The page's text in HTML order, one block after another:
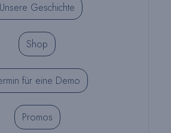
Unsere Geschichte
Shop
für eine Demo
Promos